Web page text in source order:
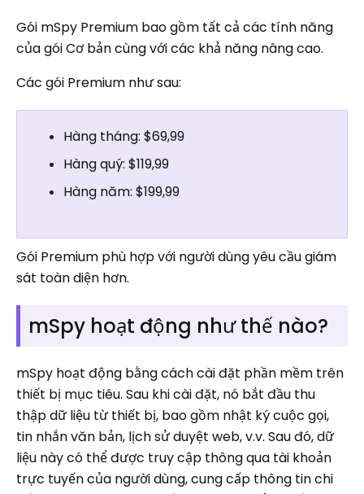
Gói mSpy Premium bao gồm tất cả các tính năng
của gói Cơ bản cùng với các khả năng nâng cao.
Các gói Premium như sau:
Hàng tháng: $69,99
Hàng quý: $119,99
Hàng năm: $199,99
Gói Premium phù hợp với người dùng yêu cầu giám
sát toàn diện hơn.
mSpy hoạt động như thế nào?
mSpy hoạt động bằng cách cài đặt phần mềm trên
thiết bị mục tiêu. Sau khi cài đặt, nó bắt đầu thu
thập dữ liệu từ thiết bị, bao gồm nhật ký cuộc gọi,
tin nhắn văn bản, lịch sử duyệt web, v.v. Sau đó, dữ
liệu này có thể được truy cập thông qua tài khoản
trực tuyến của người dùng, cung cấp thông tin chi